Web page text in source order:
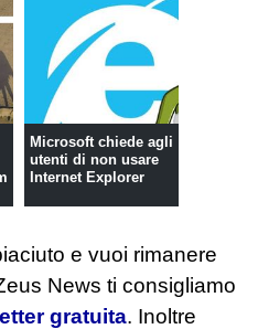
Microsoft chiede agli
utenti di non usare
Internet Explorer
e vuoi rimanere
News ti consigliamo
gratuita. Inoltre